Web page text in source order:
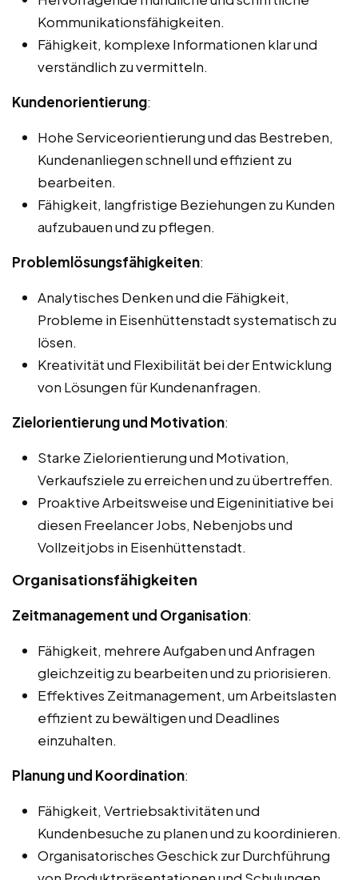
Kommunikationsfähigkeiten.
Fähigkeit, komplexe Informationen klar und
verständlich zu vermitteln.
Kundenorientierung:
Hohe Serviceorientierung und das Bestreben,
Kundenanliegen schnell und effizient zu
bearbeiten.
Fähigkeit, langfristige Beziehungen zu Kunden
aufzubauen und zu pflegen.
Problemlösungsfähigkeiten:
Analytisches Denken und die Fähigkeit,
Probleme in Eisenhüttenstadt systematisch zu
lösen.
Kreativität und Flexibilität bei der Entwicklung
von Lösungen für Kundenanfragen.
Zielorientierung und Motivation:
Starke Zielorientierung und Motivation,
Verkaufsziele zu erreichen und zu übertreffen.
Proaktive Arbeitsweise und Eigeninitiative bei
diesen Freelancer Jobs, Nebenjobs und
Vollzeitjobs in Eisenhüttenstadt.
Organisationsfähigkeiten
Zeitmanagement und Organisation:
Fähigkeit, mehrere Aufgaben und Anfragen
gleichzeitig zu bearbeiten und zu priorisieren.
Effektives Zeitmanagement, um Arbeitslasten
effizient zu bewältigen und Deadlines
einzuhalten.
Planung und Koordination:
Fähigkeit, Vertriebsaktivitäten und
Kundenbesuche zu planen und zu koordinieren.
Organisatorisches Geschick zur Durchführung